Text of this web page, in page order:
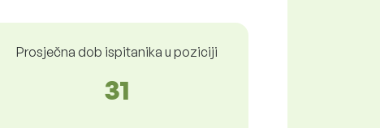
Prosječna dob ispitanika u poziciji
31